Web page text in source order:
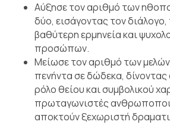
Αύξησε τον αριθμό των
δύο, εισάγοντας τον
βαθύτερη ερμηνεία και
προσώπων.
Μείωσε τον αριθμό των
πενήντα σε δώδεκα,
ρόλο θείου και συμβολικού
πρωταγωνιστές
αποκτούν ξεχωριστή